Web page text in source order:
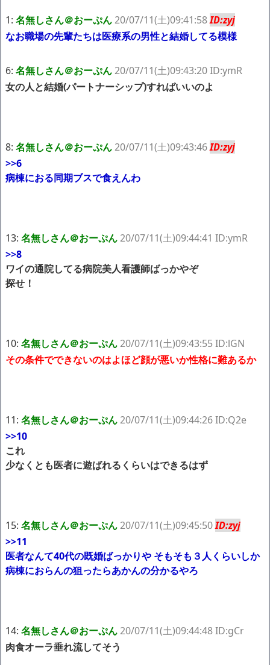
私は6年間「子無し既婚女性」で人から様々なことを言われてき
たけど子無しの原因は親の教えのせいかもしれません
1: 名無しさん＠おーぷん20/07/11(土)09:41:58ID:zyj
なお職場の先輩たちは医療系の男性と結婚してる模様
6: 名無しさん＠おーぷん20/07/11(土)09:43:20 ID:ymR
女の人と結婚(パートナーシップ)すればいいのよ
8: 名無しさん＠おーぷん20/07/11(土)09:43:46ID:zyj
>>6
病棟におる同期ブスで食えんわ
13: 名無しさん＠おーぷん20/07/11(土)09:44:41 ID:ymR
>>8
ワイの通院してる病院美人看護師ばっかやぞ
探せ！
10: 名無しさん＠おーぷん20/07/11(土)09:43:55 ID:lGN
その条件でできないのはよほど顔が悪いか性格に難あるか
11: 名無しさん＠おーぷん20/07/11(土)09:44:26 ID:Q2e
>>10
これ
少なくとも医者に遊ばれるくらいはできるはず
15: 名無しさん＠おーぷん20/07/11(土)09:45:50ID:zyj
>>11
医者なんて40代の既婚ばっかりや そもそも３人くらいしか
病棟におらんの狙ったらあかんの分かるやろ
14: 名無しさん＠おーぷん20/07/11(土)09:44:48 ID:gCr
肉食オーラ垂れ流してそう